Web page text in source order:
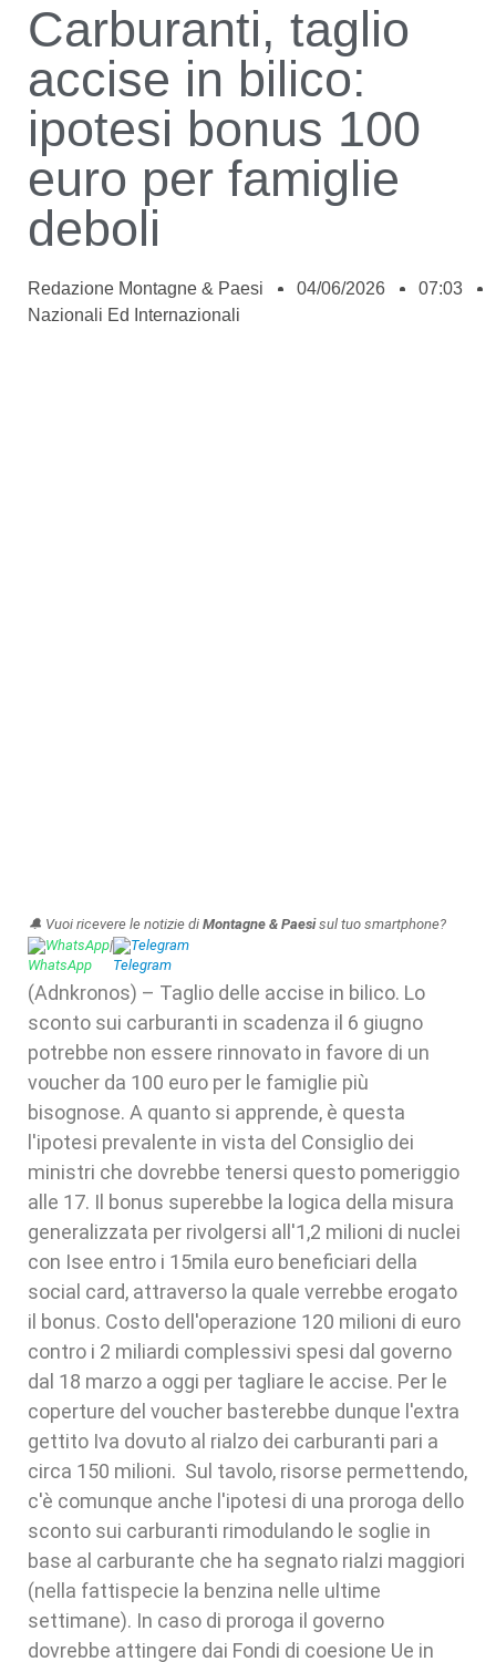
Carburanti, taglio
accise in bilico:
ipotesi bonus 100
euro per famiglie
deboli
Redazione Montagne & Paesi 04/06/2026
07:03
Nazionali Ed Internazionali
🔔 Vuoi ricevere le notizie di Montagne & Paesisul tuo smartphone?
WhatsApp| Telegram
(Adnkronos) – Taglio delle accise in bilico. Lo
sconto sui carburanti in scadenza il 6 giugno
potrebbe non essere rinnovato in favore di un
voucher da 100 euro per le famiglie più
bisognose. A quanto si apprende, è questa
l'ipotesi prevalente in vista del Consiglio dei
ministri che dovrebbe tenersi questo pomeriggio
alle 17. Il bonus superebbe la logica della misura
generalizzata per rivolgersi all'1,2 milioni di nuclei
con Isee entro i 15mila euro beneficiari della
social card, attraverso la quale verrebbe erogato
il bonus. Costo dell'operazione 120 milioni di euro
contro i 2 miliardi complessivi spesi dal governo
dal 18 marzo a oggi per tagliare le accise. Per le
coperture del voucher basterebbe dunque l'extra
gettito Iva dovuto al rialzo dei carburanti pari a
circa 150 milioni. Sul tavolo, risorse permettendo,
c'è comunque anche l'ipotesi di una proroga dello
sconto sui carburanti rimodulando le soglie in
base al carburante che ha segnato rialzi maggiori
(nella fattispecie la benzina nelle ultime
settimane). In caso di proroga il governo
dovrebbe attingere dai Fondi di coesione Ue in